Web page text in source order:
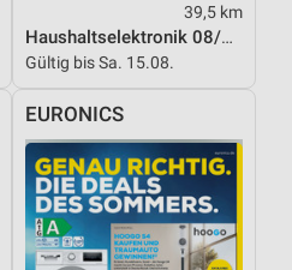
39,5 km
Haushaltselektronik 08/2026
Gültig bis Sa. 15.08.
EURONICS